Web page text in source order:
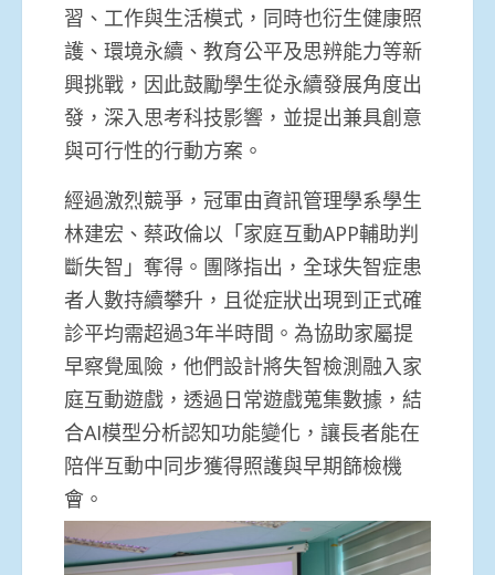
習、工作與生活模式，同時也衍生健康照
護、環境永續、教育公平及思辨能力等新
興挑戰，因此鼓勵學生從永續發展角度出
發，深入思考科技影響，並提出兼具創意
與可行性的行動方案。
經過激烈競爭，冠軍由資訊管理學系學生
林建宏、蔡政倫以「家庭互動APP輔助判
斷失智」奪得。團隊指出，全球失智症患
者人數持續攀升，且從症狀出現到正式確
診平均需超過3年半時間。為協助家屬提
早察覺風險，他們設計將失智檢測融入家
庭互動遊戲，透過日常遊戲蒐集數據，結
合AI模型分析認知功能變化，讓長者能在
陪伴互動中同步獲得照護與早期篩檢機
會。